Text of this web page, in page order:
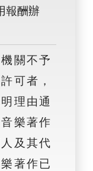
報酬辦
關不予
可者，
理由通
樂著作
及其代
著作已